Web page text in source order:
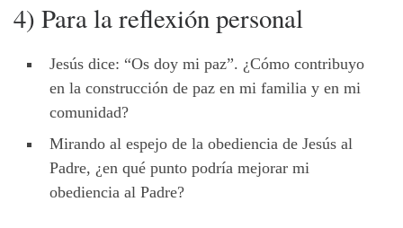
4) Para la reflexión personal
Jesús dice: “Os doy mi paz”. ¿Cómo contribuyo
en la construcción de paz en mi familia y en mi
comunidad?
Mirando al espejo de la obediencia de Jesús al
Padre, ¿en qué punto podría mejorar mi
obediencia al Padre?